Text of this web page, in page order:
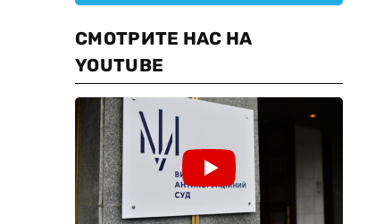
СМОТРИТЕ НАС НА
YOUTUBE